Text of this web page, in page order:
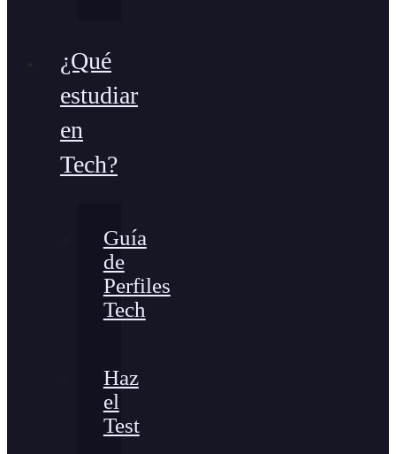
¿Qué
estudiar
en
Tech?
Guía
de
Perfiles
Tech
Haz
el
Test